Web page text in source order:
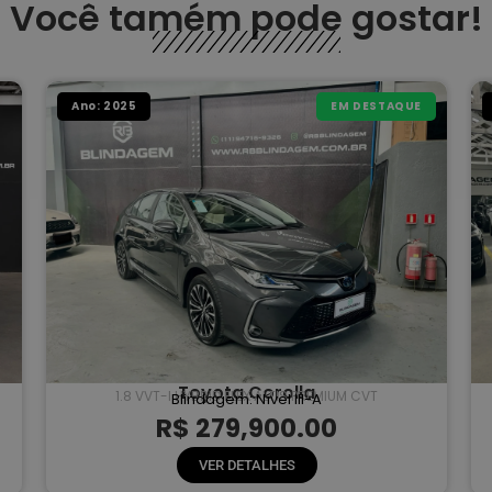
Você tamém pode gostar!
Ano: 2025 EM DESTAQUE
Toyota Corolla
1.8 VVT-I HYBRID FLEX ALTIS PREMIUM CVT
Blindagem: Nível III-A
R$ 279,900.00
VER DETALHES